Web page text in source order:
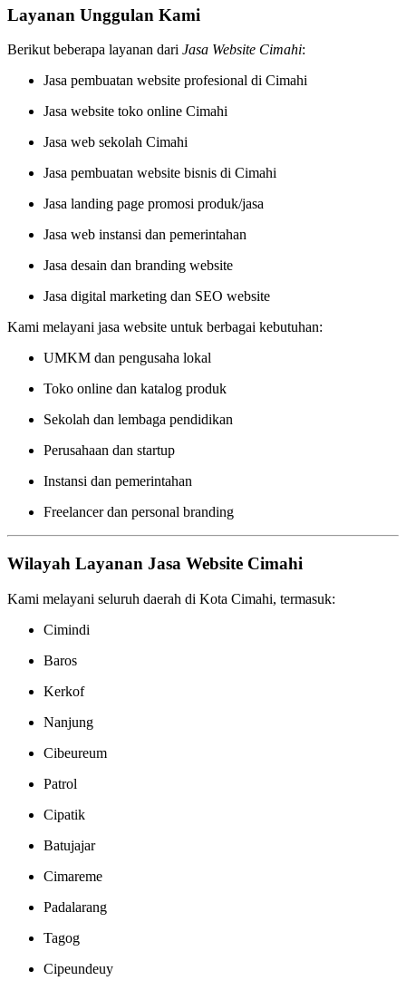
Layanan Unggulan Kami
Berikut beberapa layanan dari Jasa Website Cimahi:
Jasa pembuatan website profesional di Cimahi
Jasa website toko online Cimahi
Jasa web sekolah Cimahi
Jasa pembuatan website bisnis di Cimahi
Jasa landing page promosi produk/jasa
Jasa web instansi dan pemerintahan
Jasa desain dan branding website
Jasa digital marketing dan SEO website
Kami melayani jasa website untuk berbagai kebutuhan:
UMKM dan pengusaha lokal
Toko online dan katalog produk
Sekolah dan lembaga pendidikan
Perusahaan dan startup
Instansi dan pemerintahan
Freelancer dan personal branding
Wilayah Layanan Jasa Website Cimahi
Kami melayani seluruh daerah di Kota Cimahi, termasuk:
Cimindi
Baros
Kerkof
Nanjung
Cibeureum
Patrol
Cipatik
Batujajar
Cimareme
Padalarang
Tagog
Cipeundeuy